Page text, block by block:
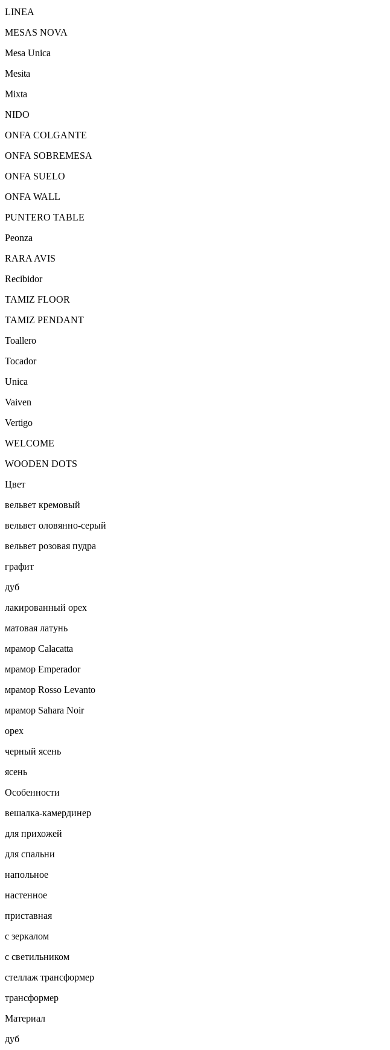
LINEA
MESAS NOVA
Mesa Unica
Mesita
Mixta
NIDO
ONFA COLGANTE
ONFA SOBREMESA
ONFA SUELO
ONFA WALL
PUNTERO TABLE
Peonza
RARA AVIS
Recibidor
TAMIZ FLOOR
TAMIZ PENDANT
Toallero
Tocador
Unica
Vaiven
Vertigo
WELCOME
WOODEN DOTS
Цвет
вельвет кремовый
вельвет оловянно-серый
вельвет розовая пудра
графит
дуб
лакированный орех
матовая латунь
мрамор Calacatta
мрамор Emperador
мрамор Rosso Levanto
мрамор Sahara Noir
орех
черный ясень
ясень
Особенности
вешалка-камердинер
для прихожей
для спальни
напольное
настенное
приставная
с зеркалом
с светильником
стеллаж трансформер
трансформер
Материал
дуб